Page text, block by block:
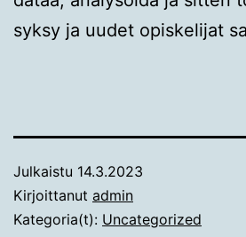
syksy ja uudet opiskelijat
Julkaistu 14.3.2023
Kirjoittanut admin
Kategoria(t): Uncategorized